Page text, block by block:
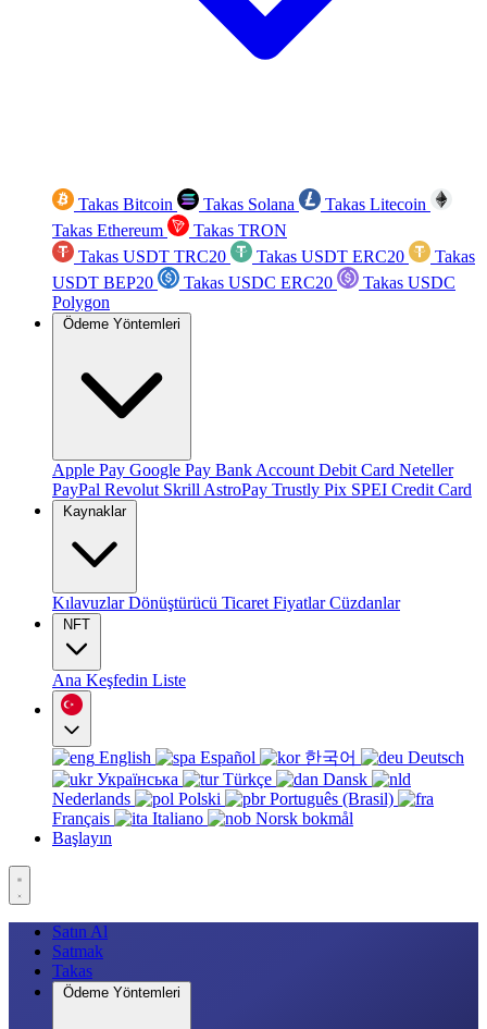
Takas Bitcoin Takas Solana
Takas Litecoin
Takas Ethereum
Takas TRON
Takas USDT TRC20
Takas USDT ERC20
Takas
USDT BEP20
Takas USDC ERC20
Takas USDC
Polygon
Ödeme Yöntemleri
Apple Pay Google Pay Bank Account Debit Card Neteller
PayPal Revolut Skrill AstroPay Trustly Pix SPEI Credit Card
Kaynaklar
KılavuzlarDönüştürücü Ticaret FiyatlarCüzdanlar
NFT
Ana Keşfedin Liste
English Español 한국어
Deutsch
Українська
Türkçe
Dansk
Nederlands
Polski
Português (Brasil)
Français
Italiano
Norsk bokmål
Başlayın
Satın Al
Satmak
Takas
Ödeme Yöntemleri